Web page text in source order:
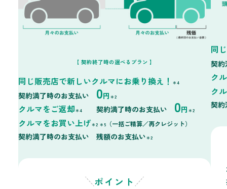
【 契約終了時の選べるプラン 】
同じ販売店で新しいクルマにお乗り換え！ ＊4
契約満了時のお支払い 0円 ＊2
クルマをご返却＊4 契約満了時のお支払い 0円 ＊2
クルマをお買い上げ＊2 ＊5 （一括ご精算／再クレジット）
契約満了時のお支払い 残額のお支払い＊2
ポイント
同
契
ク
ク
契